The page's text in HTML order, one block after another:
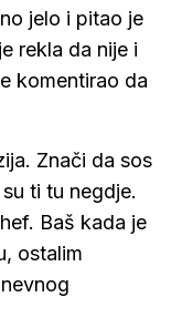
jelo i pitao je
rekla da nije i
komentirao da
Znači da sos
ti tu negdje.
Baš kada je
ostalim